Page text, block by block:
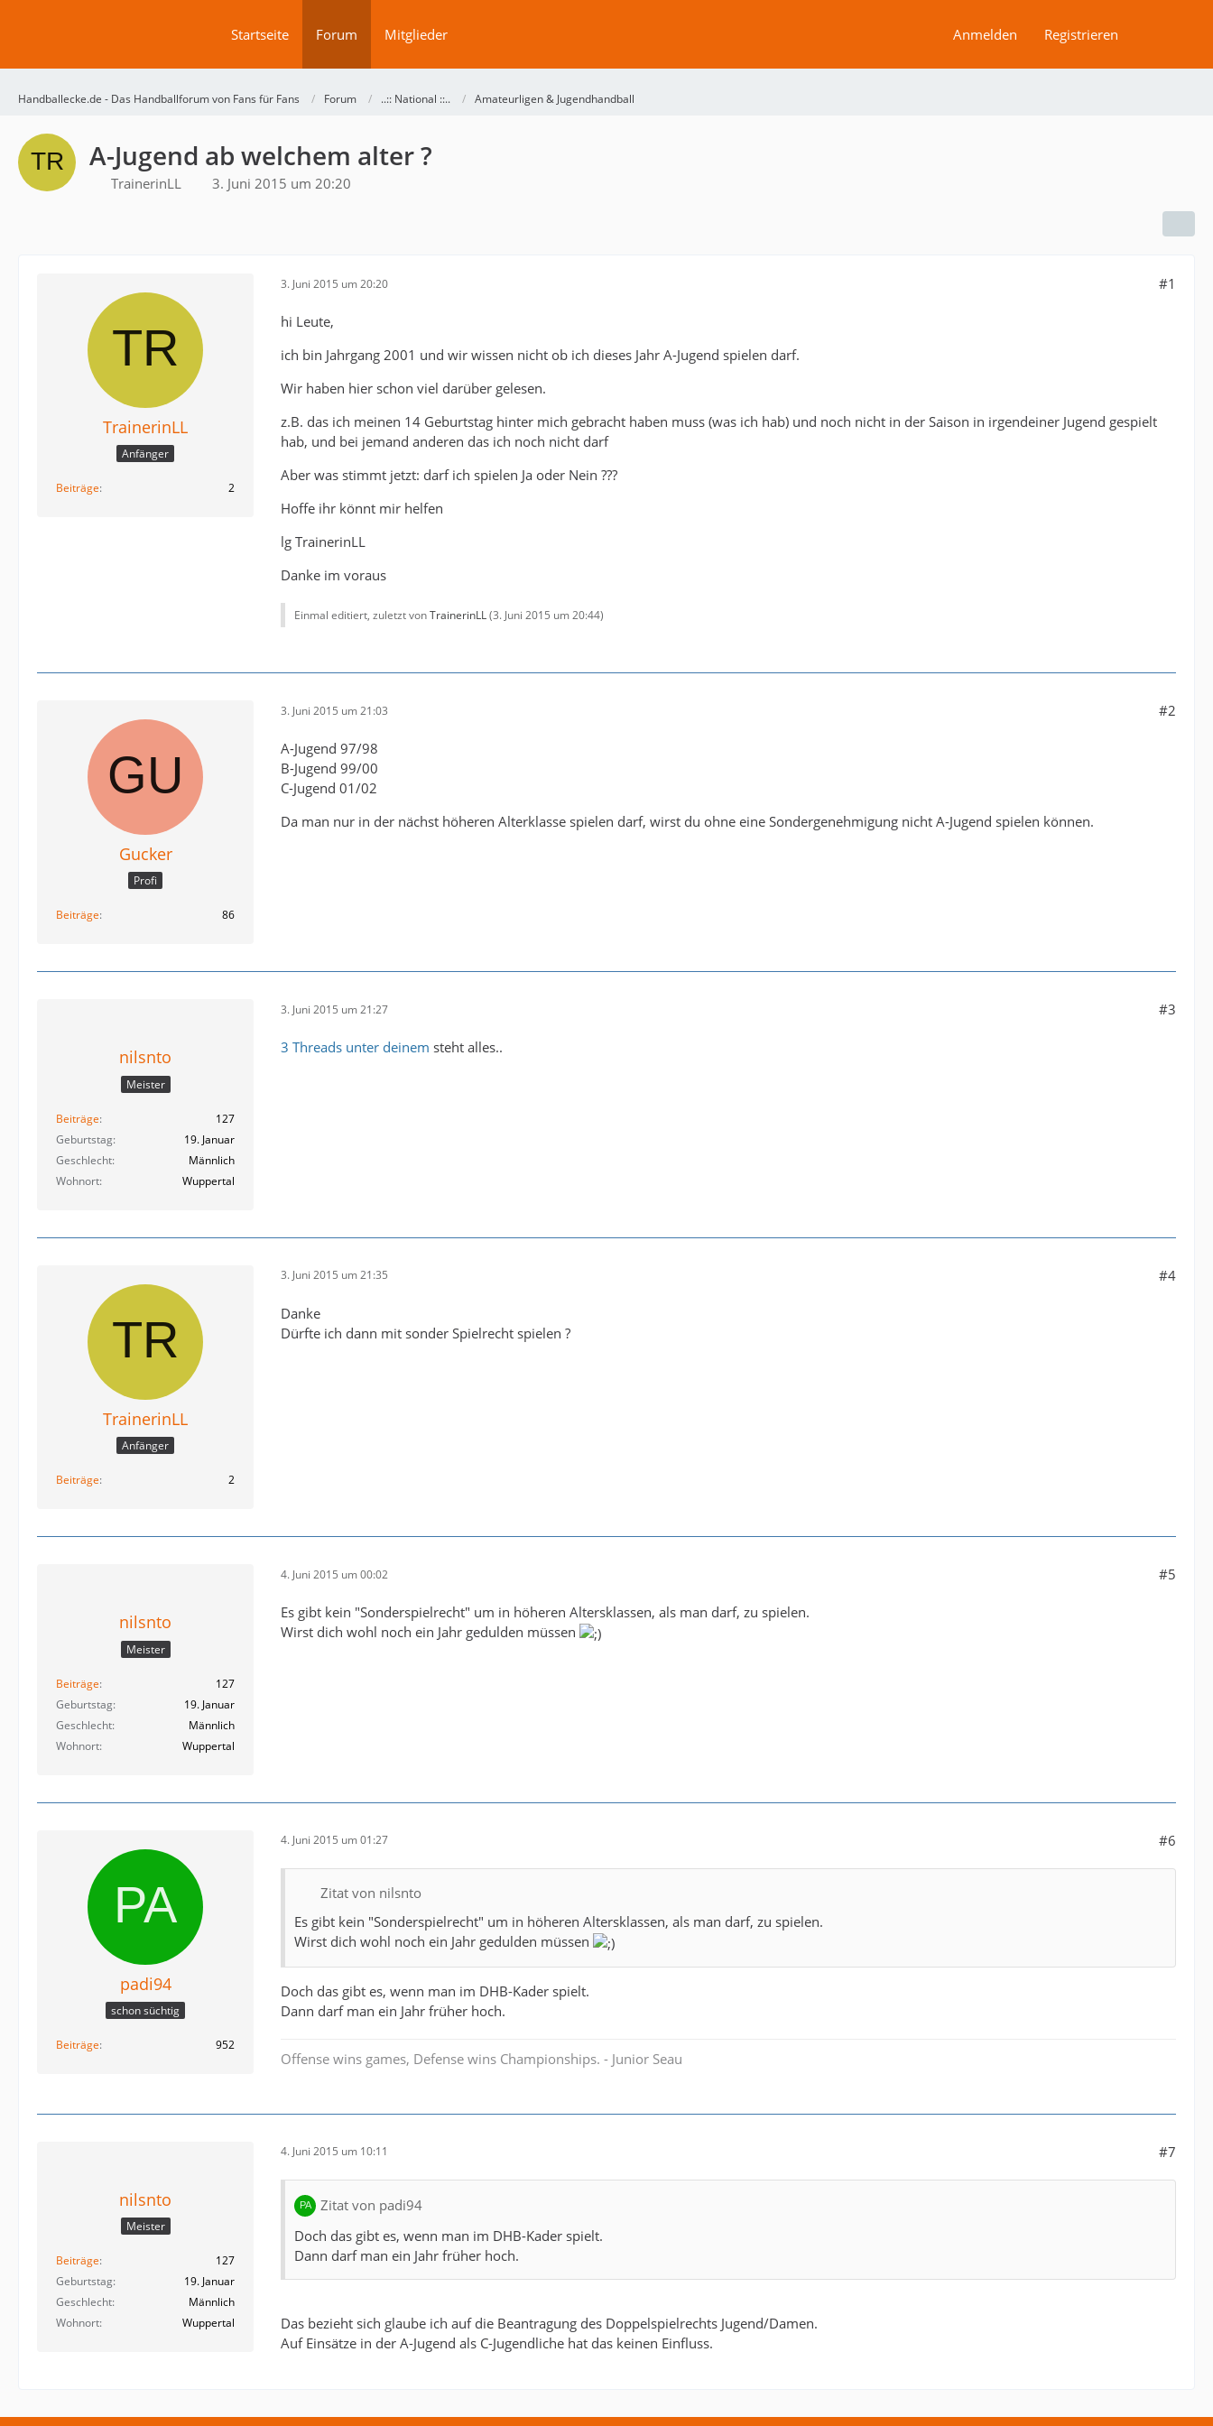
Startseite Forum Mitglieder Anmelden Registrieren
Handballecke.de - Das Handballforum von Fans für Fans Forum ..:: National ::.. Amateurligen & Jugendhandball
A-Jugend ab welchem alter ?
TrainerinLL 3. Juni 2015 um 20:20
TrainerinLL
Anfänger
Beiträge 2
3. Juni 2015 um 20:20 #1
hi Leute,
ich bin Jahrgang 2001 und wir wissen nicht ob ich dieses Jahr A-Jugend spielen darf.
Wir haben hier schon viel darüber gelesen.
z.B. das ich meinen 14 Geburtstag hinter mich gebracht haben muss (was ich hab) und noch nicht in der Saison in irgendeiner Jugend gespielt
hab, und bei jemand anderen das ich noch nicht darf
Aber was stimmt jetzt: darf ich spielen Ja oder Nein ???
Hoffe ihr könnt mir helfen
lg TrainerinLL
Danke im voraus
Einmal editiert, zuletzt vonTrainerinLL(3. Juni 2015 um 20:44)
Gucker
Profi
Beiträge 86
3. Juni 2015 um 21:03 #2
A-Jugend 97/98
B-Jugend 99/00
C-Jugend 01/02
Da man nur in der nächst höheren Alterklasse spielen darf, wirst du ohne eine Sondergenehmigung nicht A-Jugend spielen können.
nilsnto
Meister
Beiträge
127
Geburtstag
19. Januar
Geschlecht
Männlich
Wohnort
Wuppertal
3. Juni 2015 um 21:27 #3
3 Threads unter deinem steht alles..
TrainerinLL
Anfänger
Beiträge 2
3. Juni 2015 um 21:35 #4
Danke
Dürfte ich dann mit sonder Spielrecht spielen ?
nilsnto
Meister
Beiträge
127
Geburtstag
19. Januar
Geschlecht
Männlich
Wohnort
Wuppertal
4. Juni 2015 um 00:02 #5
Es gibt kein "Sonderspielrecht" um in höheren Altersklassen, als man darf, zu spielen.
Wirst dich wohl noch ein Jahr gedulden müssen
padi94
schon süchtig
Beiträge 952
4. Juni 2015 um 01:27 #6
Zitat von nilsnto
Es gibt kein "Sonderspielrecht" um in höheren Altersklassen, als man darf, zu spielen.
Wirst dich wohl noch ein Jahr gedulden müssen
Doch das gibt es, wenn man im DHB-Kader spielt.
Dann darf man ein Jahr früher hoch.
Offense wins games, Defense wins Championships. - Junior Seau
nilsnto
Meister
Beiträge
127
Geburtstag
19. Januar
Geschlecht
Männlich
Wohnort
Wuppertal
4. Juni 2015 um 10:11 #7
Zitat von padi94
Doch das gibt es, wenn man im DHB-Kader spielt.
Dann darf man ein Jahr früher hoch.
Das bezieht sich glaube ich auf die Beantragung des Doppelspielrechts Jugend/Damen.
Auf Einsätze in der A-Jugend als C-Jugendliche hat das keinen Einfluss.